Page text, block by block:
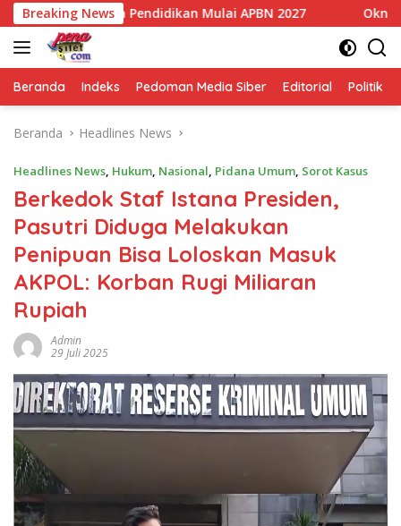
Langsung
ke
konten
Breaking News
Pendidikan Mulai APBN 2027 Oknum Polisi
Beranda Indeks Pedoman Media Siber Editorial Politik
Beranda Headlines News
Headlines News, Hukum, Nasional, Pidana Umum, Sorot Kasus
Berkedok Staf Istana Presiden,
Pasutri Diduga Melakukan
Penipuan Bisa Loloskan Masuk
AKPOL: Korban Rugi Miliaran
Rupiah
Admin
29 Juli 2025